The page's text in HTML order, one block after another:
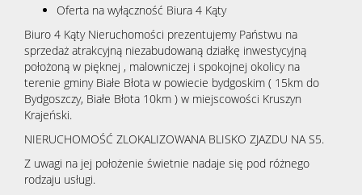
Oferta na wyłączność Biura 4 Kąty
Biuro 4 Kąty Nieruchomości prezentujemy Państwu na
sprzedaż atrakcyjną niezabudowaną działkę inwestycyjną
położoną w pięknej , malowniczej i spokojnej okolicy na
terenie gminy Białe Błota w powiecie bydgoskim ( 15km do
Bydgoszczy, Białe Błota 10km ) w miejscowości Kruszyn
Krajeński.
NIERUCHOMOŚĆ ZLOKALIZOWANA BLISKO ZJAZDU NA S5.
Z uwagi na jej położenie świetnie nadaje się pod różnego
rodzaju usługi.